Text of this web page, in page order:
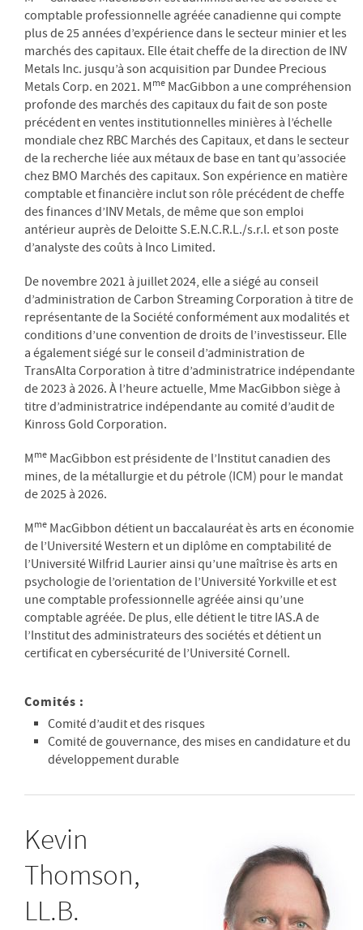
comptable professionnelle agréée canadienne qui compte
plus de 25 années d’expérience dans le secteur minier et les
marchés des capitaux. Elle était cheffe de la direction de INV
Metals Inc. jusqu’à son acquisition par Dundee Precious
Metals Corp. en 2021. Mme MacGibbon a une compréhension
profonde des marchés des capitaux du fait de son poste
précédent en ventes institutionnelles minières à l’échelle
mondiale chez RBC Marchés des Capitaux, et dans le secteur
de la recherche liée aux métaux de base en tant qu’associée
chez BMO Marchés des capitaux. Son expérience en matière
comptable et financière inclut son rôle précédent de cheffe
des finances d’INV Metals, de même que son emploi
antérieur auprès de Deloitte S.E.N.C.R.L./s.r.l. et son poste
d’analyste des coûts à Inco Limited.
De novembre 2021 à juillet 2024, elle a siégé au conseil
d’administration de Carbon Streaming Corporation à titre de
représentante de la Société conformément aux modalités et
conditions d’une convention de droits de l’investisseur. Elle
a également siégé sur le conseil d’administration de
TransAlta Corporation à titre d’administratrice indépendante
de 2023 à 2026. À l’heure actuelle, Mme MacGibbon siège à
titre d’administratrice indépendante au comité d’audit de
Kinross Gold Corporation.
Mme MacGibbon est présidente de l’Institut canadien des
mines, de la métallurgie et du pétrole (ICM) pour le mandat
de 2025 à 2026.
Mme MacGibbon détient un baccalauréat ès arts en économie
de l’Université Western et un diplôme en comptabilité de
l’Université Wilfrid Laurier ainsi qu’une maîtrise ès arts en
psychologie de l’orientation de l’Université Yorkville et est
une comptable professionnelle agréée ainsi qu’une
comptable agréée. De plus, elle détient le titre IAS.A de
l’Institut des administrateurs des sociétés et détient un
certificat en cybersécurité de l’Université Cornell.
Comités :
Comité d’audit et des risques
Comité de gouvernance, des mises en candidature et du
développement durable
Kevin
Thomson,
LL.B.